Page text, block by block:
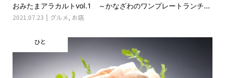
おみたまアラカルトvol.1 ～かなざわのワンプレートランチ...
2021.07.23 グルメ, お店
ひと